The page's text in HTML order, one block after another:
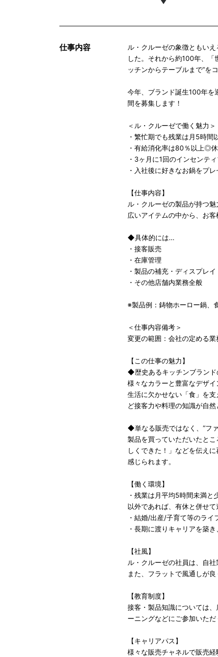
仕事内容
ル・クルーゼの象徴ともい
した。それから約100年、
ッチンからテーブルまで”を
今年、ブランド誕生100年を
間を募集します！
＜ル・クルーゼで働く魅力＞
・繁忙期でも残業は月5時
・有給消化率は80％以上◎
・3ヶ月に1回のインセンテ
・入社後に好きなお鍋をプ
【仕事内容】
ル・クルーゼの製品が持つ
広いアイテムの中から、お
◆具体的には…
・接客販売
・在庫管理
・製品の補充・ディスプレイ
・その他店舗内業務全般
※製品例：鋳物ホーロー鍋、
＜仕事内容備考＞
変更の範囲：会社の定める業
【この仕事の魅力】
◆歴史あるキッチンブラン
様々なカラーと豊富なデザ
生活に欠かせない「食」を
ど接客力や料理の知識が自
◆単なる販売ではなく、”フ
製品を買っていただいたと
しくできた！」などを伝え
感じられます。
【働く環境】
・残業は月平均5時間未満
以外であれば、有休と併せ
・結婚/出産/子育て等のラ
・長期に渡りキャリアを築
【社風】
ル・クルーゼの社員は、自
また、フラットで風通しが
【教育制度】
接客・製品知識については
ーニングなどにご参加いた
【キャリアパス】
様々な販売チャネルで販売